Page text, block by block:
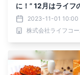
に！” 12月はライフ
ジットカード「LC
ード」でクレジット
するとライフのポイ
2023-11-01 10:00